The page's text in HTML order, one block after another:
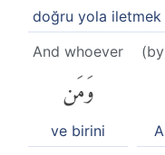
doğru yola iletmek
And whoever
وَمَن
ve birini